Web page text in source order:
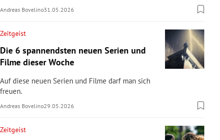
Andreas Bovelino31.05.2026
Zeitgeist
Die 6 spannendsten neuen Serien und
Filme dieser Woche
Auf diese neuen Serien und Filme darf man sich
freuen.
Andreas Bovelino29.05.2026
Zeitgeist